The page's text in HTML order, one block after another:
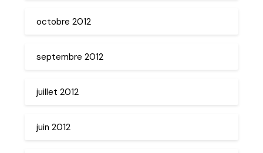
octobre 2012
septembre 2012
juillet 2012
juin 2012